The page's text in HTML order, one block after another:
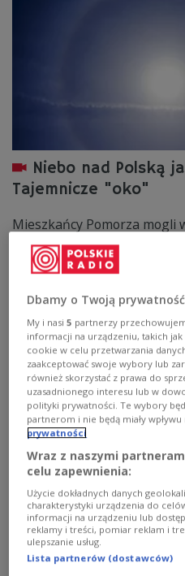
Niebo nad Polską
Tajemnicze "oko"
Mieszkańcy Pomorza mogli
efektowne halo, a w
słońca poboczne. Zdjęcia i
Zobacz więcej na temat:POLSKA
regiony IMGW
NAUKA
Niezwykłe
"wielkanocna kometa"
Dbamy o Twoją prywatność
My i nasi5 partnerzy
informacji na urządzeniu, takich
cookie w celu przetwarzania
zaakceptować swoje wybory lub
również skorzystać z prawa do
uzasadnionego interesu lub w
polityki prywatności. Te wybory
partnerom i nie będą miały wpływu
prywatności
Wraz z naszymi
celu zapewnienia:
Użycie dokładnych danych
charakterystyki urządzenia do
informacji na urządzeniu lub
reklamy i treści, pomiar reklam i
ulepszanie usług.
Lista partnerów (dostawców)